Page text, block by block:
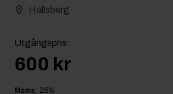
Hallsberg
Utgångspris:
600 kr
Moms: 25%